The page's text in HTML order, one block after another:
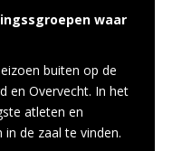
waar
buiten op de
en Overvecht. In het
atleten en
de zaal te vinden.